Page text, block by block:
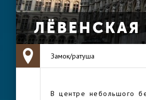
Замок/ратуша
В центре небольшого